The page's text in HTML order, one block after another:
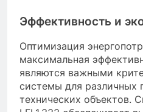
Эффективность и
Оптимизация
максимальная
являются важными
системы для
технических объектов.